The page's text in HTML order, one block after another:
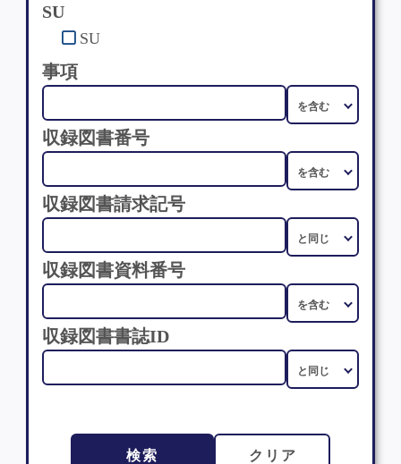
SU
SU
事項
収録図書番号
収録図書請求記号
収録図書資料番号
収録図書書誌ID
検索 クリア